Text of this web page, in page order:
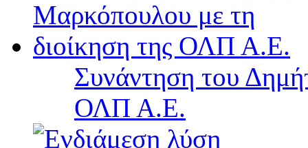
Συνάντηση του
ΟΛΠ Α.Ε.